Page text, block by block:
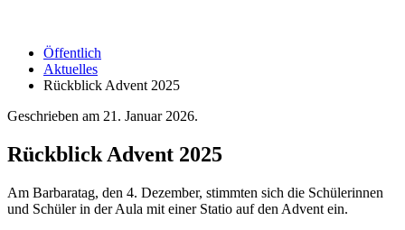
Öffentlich
Aktuelles
Rückblick Advent 2025
Geschrieben am 21. Januar 2026.
Rückblick Advent 2025
Am Barbaratag, den 4. Dezember, stimmten sich die Schülerinnen
und Schüler in der Aula mit einer Statio auf den Advent ein.